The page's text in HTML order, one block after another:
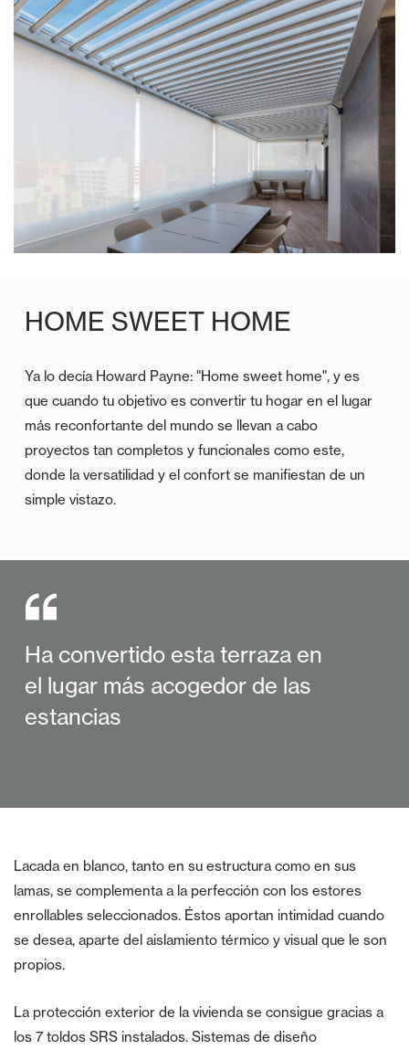
HOME SWEET HOME
Ya lo decía Howard Payne: "Home sweet home", y es
que cuando tu objetivo es convertir tu hogar en el lugar
más reconfortante del mundo se llevan a cabo
proyectos tan completos y funcionales como este,
donde la versatilidad y el confort se manifiestan de un
simple vistazo.
Ha convertido esta terraza en
el lugar más acogedor de las
estancias
Lacada en blanco, tanto en su estructura como en sus
lamas, se complementa a la perfección con los estores
enrollables seleccionados. Éstos aportan intimidad cuando
se desea, aparte del aislamiento térmico y visual que le son
propios.
La protección exterior de la vivienda se consigue gracias a
los 7 toldos SRS instalados. Sistemas de diseño